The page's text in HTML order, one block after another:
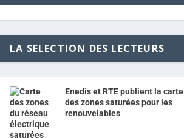
LA SELECTION DES LECTEURS
Enedis et RTE publient la carte
des zones saturées pour les
renouvelables